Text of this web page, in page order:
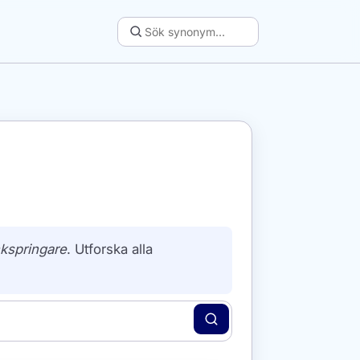
. Utforska alla